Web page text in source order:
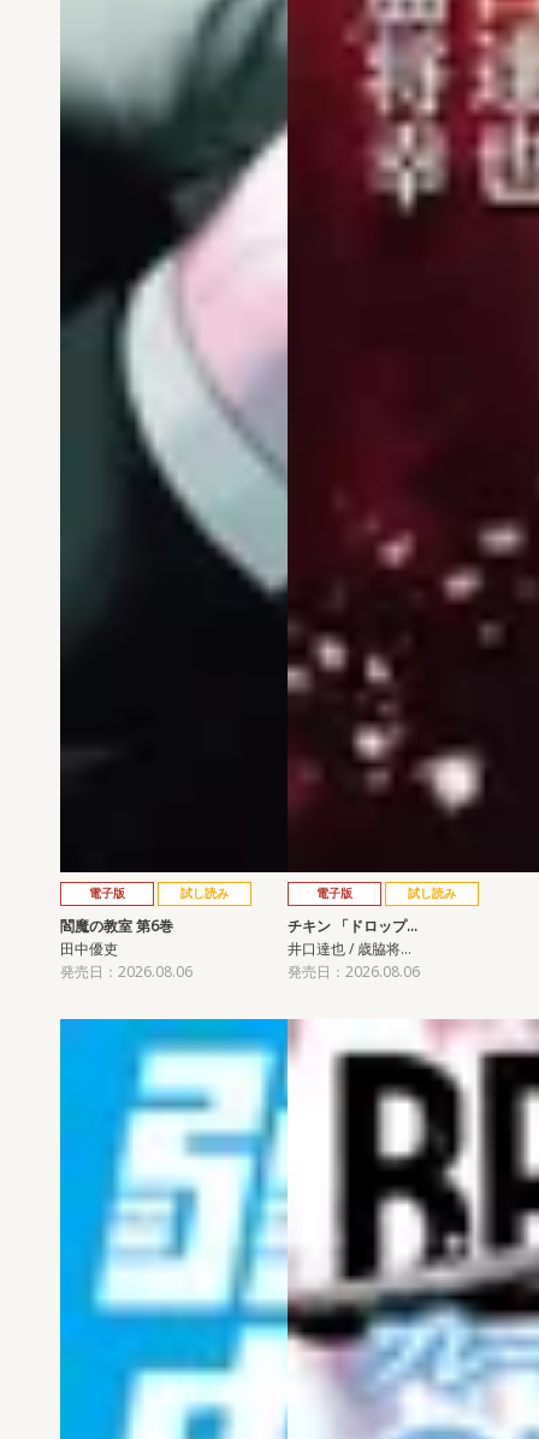
電子版 試し読み
閻魔の教室 第6巻
田中優吏
発売日：2026.08.06
電子版 試し読み
チキン 「ドロップ…
井口達也 / 歳脇将…
発売日：2026.08.06